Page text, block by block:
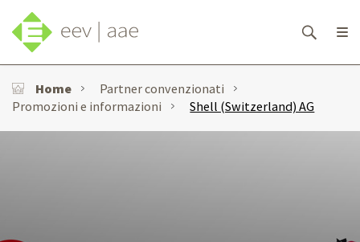
Home
Partner convenzionati
Promozioni e informazioni
Shell (Switzerland) AG